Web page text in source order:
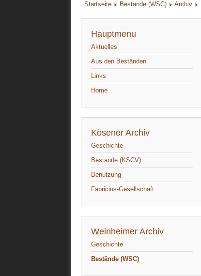
Startseite Bestände (WSC) Archiv
Hauptmenu
Aktuelles
Aus den Beständen
Links
Home
Kösener Archiv
Geschichte
Bestände (KSCV)
Benutzung
Fabricius-Gesellschaft
Weinheimer Archiv
Geschichte
Bestände (WSC)